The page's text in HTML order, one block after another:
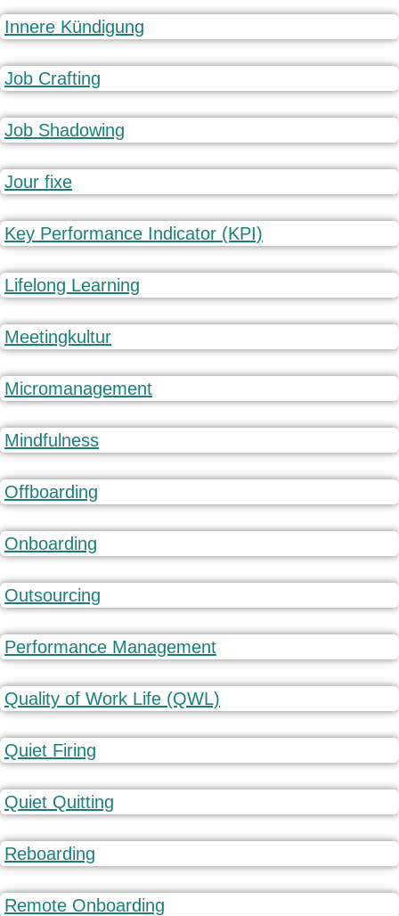
Innere Kündigung
Job Crafting
Job Shadowing
Jour fixe
Key Performance Indicator (KPI)
Lifelong Learning
Meetingkultur
Micromanagement
Mindfulness
Offboarding
Onboarding
Outsourcing
Performance Management
Quality of Work Life (QWL)
Quiet Firing
Quiet Quitting
Reboarding
Remote Onboarding